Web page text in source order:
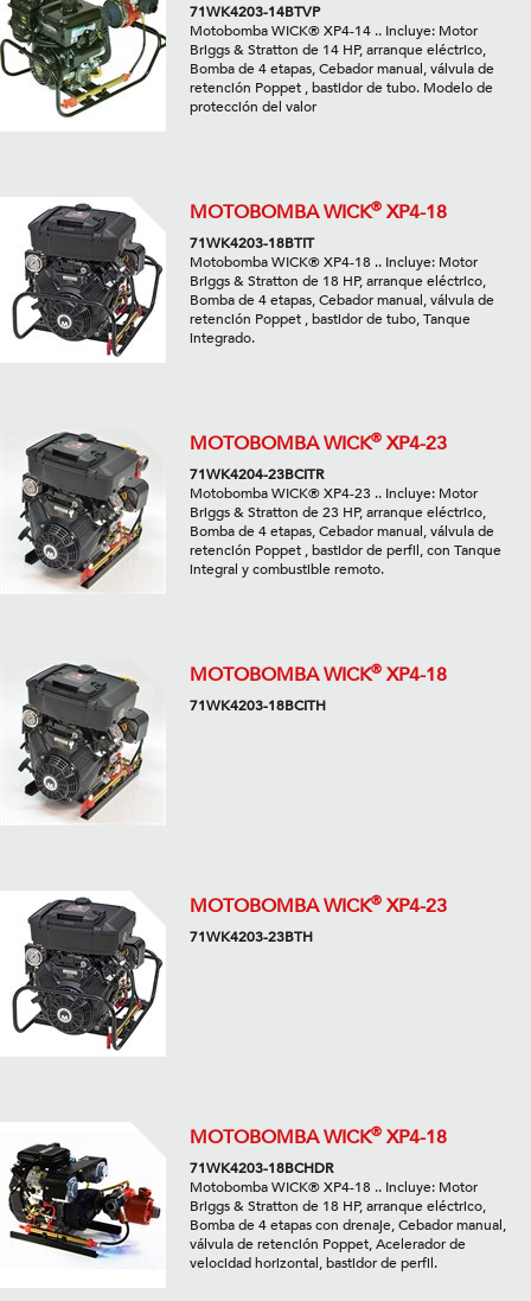
71WK4203-14BTVP
Motobomba WICK® XP4-14 .. Incluye: Motor
Briggs & Stratton de 14 HP, arranque eléctrico,
Bomba de 4 etapas, Cebador manual, válvula de
retención Poppet , bastidor de tubo. Modelo de
protección del valor
MOTOBOMBA WICK® XP4-18
71WK4203-18BTIT
Motobomba WICK® XP4-18 .. Incluye: Motor
Briggs & Stratton de 18 HP, arranque eléctrico,
Bomba de 4 etapas, Cebador manual, válvula de
retención Poppet , bastidor de tubo, Tanque
integrado.
MOTOBOMBA WICK® XP4-23
71WK4204-23BCITR
Motobomba WICK® XP4-23 .. Incluye: Motor
Briggs & Stratton de 23 HP, arranque eléctrico,
Bomba de 4 etapas, Cebador manual, válvula de
retención Poppet , bastidor de perfil, con Tanque
integral y combustible remoto.
MOTOBOMBA WICK® XP4-18
71WK4203-18BCITH
MOTOBOMBA WICK® XP4-23
71WK4203-23BTH
MOTOBOMBA WICK® XP4-18
71WK4203-18BCHDR
Motobomba WICK® XP4-18 .. Incluye: Motor
Briggs & Stratton de 18 HP, arranque eléctrico,
Bomba de 4 etapas con drenaje, Cebador manual,
válvula de retención Poppet, Acelerador de
velocidad horizontal, bastidor de perfil.